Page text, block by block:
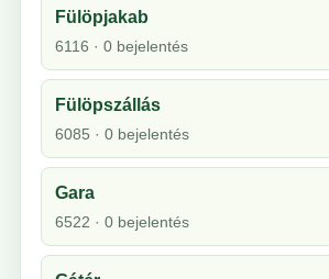
Fülöpjakab
6116 · 0 bejelentés
Fülöpszállás
6085 · 0 bejelentés
Gara
6522 · 0 bejelentés